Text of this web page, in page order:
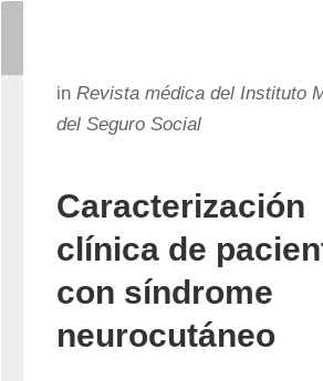
in Revista médica del Instituto
del Seguro Social
Caracterización
clínica de
con síndrome
neurocutáneo